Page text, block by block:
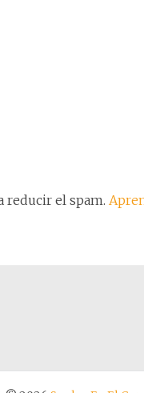
reducir el spam.